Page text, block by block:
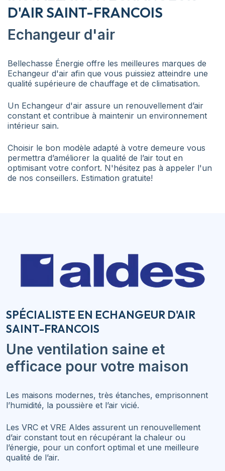
D'AIR SAINT-FRANCOIS
Echangeur d'air
Bellechasse Énergie offre les meilleures marques de
Echangeur d'air afin que vous puissiez atteindre une
qualité supérieure de chauffage et de climatisation.
Un Echangeur d'air assure un renouvellement d’air
constant et contribue à maintenir un environnement
intérieur sain.
Choisir le bon modèle adapté à votre demeure vous
permettra d’améliorer la qualité de l’air tout en
optimisant votre confort. N'hésitez pas à appeler l'un
de nos conseillers. Estimation gratuite!
SPÉCIALISTE EN ECHANGEUR D'AIR
SAINT-FRANCOIS
Une ventilation saine et
efficace pour votre maison
Les maisons modernes, très étanches, emprisonnent
l’humidité, la poussière et l’air vicié.
Les VRC et VRE Aldes assurent un renouvellement
d’air constant tout en récupérant la chaleur ou
l’énergie, pour un confort optimal et une meilleure
qualité de l’air.